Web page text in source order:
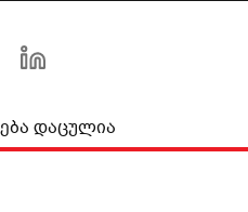
დაცულია